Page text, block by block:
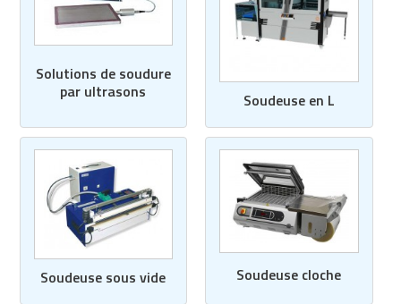
Solutions de soudure
par ultrasons
Soudeuse en L
Soudeuse sous vide Soudeuse cloche